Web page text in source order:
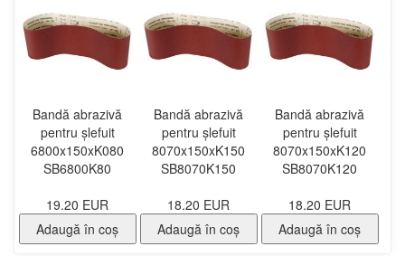
Bandă abrazivă
pentru șlefuit
6800x150xK080
SB6800K80
19.20 EUR
Adaugă în coş
Bandă abrazivă
pentru șlefuit
8070x150xK150
SB8070K150
18.20 EUR
Adaugă în coş
Bandă abrazivă
pentru șlefuit
8070x150xK120
SB8070K120
18.20 EUR
Adaugă în coş